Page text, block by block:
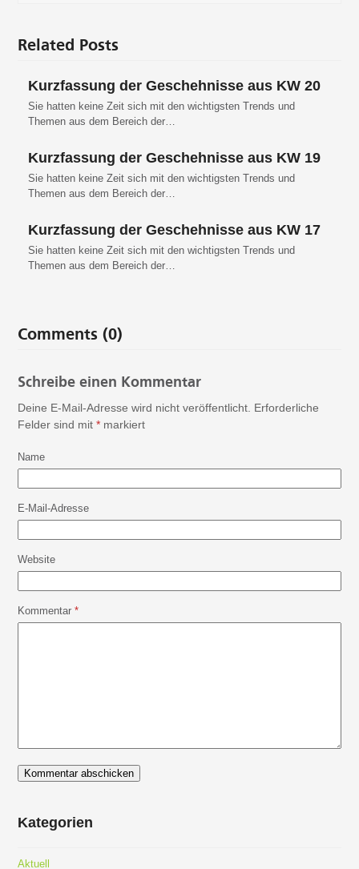
Related Posts
Kurzfassung der Geschehnisse aus KW 20
Sie hatten keine Zeit sich mit den wichtigsten Trends und
Themen aus dem Bereich der…
Kurzfassung der Geschehnisse aus KW 19
Sie hatten keine Zeit sich mit den wichtigsten Trends und
Themen aus dem Bereich der…
Kurzfassung der Geschehnisse aus KW 17
Sie hatten keine Zeit sich mit den wichtigsten Trends und
Themen aus dem Bereich der…
Comments (0)
Schreibe einen Kommentar
Deine E-Mail-Adresse wird nicht veröffentlicht. Erforderliche
Felder sind mit* markiert
Name
E-Mail-Adresse
Website
Kommentar*
Kategorien
Aktuell